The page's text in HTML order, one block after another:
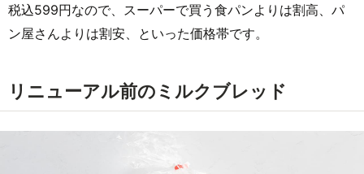
税込599円なので、スーパーで買う食パンよりは割高、パ
ン屋さんよりは割安、といった価格帯です。
リニューアル前のミルクブレッド